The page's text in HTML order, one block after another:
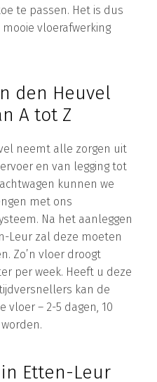
te passen. Het is dus
vloerafwerking
den Heuvel
A tot Z
neemt alle zorgen uit
en van legging tot
kunnen we
met ons
Na het aanleggen
Leur zal deze moeten
Zo’n vloer droogt
per week. Heeft u deze
kan de
vloer – 2-5 dagen, 10
Etten-Leur